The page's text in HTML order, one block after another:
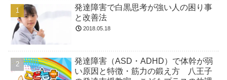
発達障害で白黒思考が強い人の困り事
と改善法
2018.05.18
発達障害（ASD・ADHD）で体幹が弱
い原因と特徴・筋力の鍛え方 八王子